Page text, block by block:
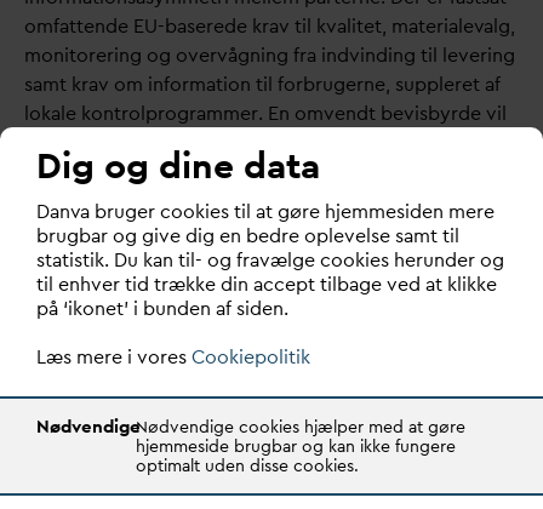
omfattende EU-baserede krav til kvalitet, materialevalg,
monitorering og overvågning fra indvinding til levering
samt krav om information til forbrugerne, suppleret af
lokale kontrolprogrammer. En omvendt bevisbyrde vil
i lyset af de mange kundeforhold, som også mindre
almene v andforsyninger administrerer.
Kontakt
Dig og dine data
Danva bruger cookies til at gøre hjemmesiden mere
brugbar og give dig en bedre oplevelse samt til
statistik. Du kan til- og fravælge cookies herunder og
til enhver tid trække din accept tilbage ved at klikke
på ‘ikonet’ i bunden af siden.
Læs mere i voresCookiepolitik
NødvendigeNødvendige cookies hjælper med at gøre
hjemmeside brugbar og kan ikke fungere
optimalt uden disse cookies.